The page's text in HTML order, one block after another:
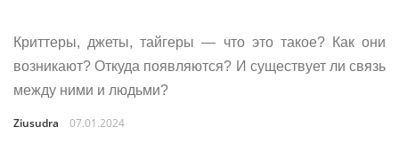
Криттеры, джеты, тайгеры — что это такое? Как они
возникают? Откуда появляются? И существует ли связь
между ними и людьми?
Ziusudra 07.01.2024